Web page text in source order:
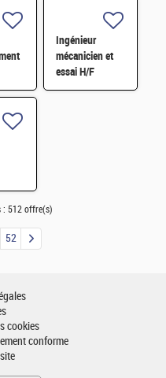
Ingénieur
mécanicien et
essai H/F
F
: 512 offre(s)
52
cookies
conforme